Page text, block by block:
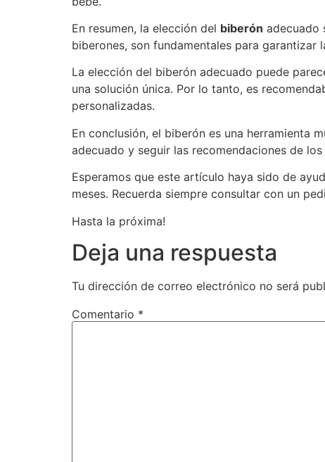
En resumen, la elección del biberón adecuado
biberones, son fundamentales para
La elección del biberón adecuado puede
una solución única. Por lo tanto, es
personalizadas.
En conclusión, el biberón es una herramienta
adecuado y seguir las recomendaciones de
Esperamos que este artículo haya sido de
meses. Recuerda siempre consultar con un
Hasta la próxima!
Deja una respuesta
Tu dirección de correo electrónico no será
Comentario *